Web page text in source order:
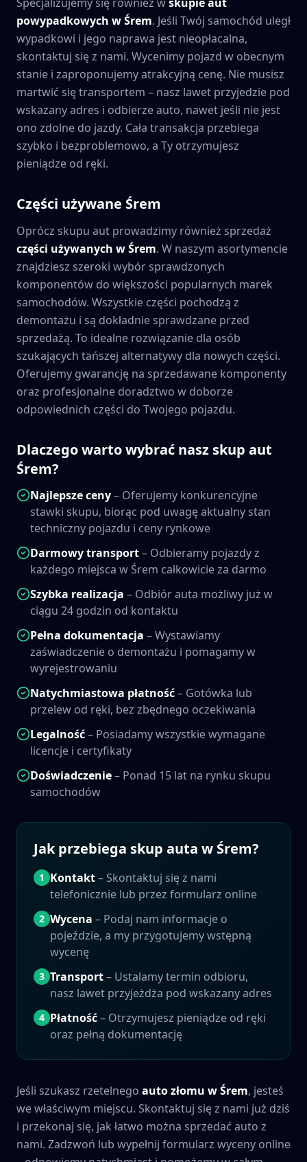
powypadkowych wŚrem. Jeśli Twój samochód uległ
wypadkowi i jego naprawa jest nieopłacalna,
skontaktuj się z nami. Wycenimy pojazd w obecnym
stanie i zaproponujemy atrakcyjną cenę. Nie musisz
martwić się transportem – nasz lawet przyjedzie pod
wskazany adres i odbierze auto, nawet jeśli nie jest
ono zdolne do jazdy. Cała transakcja przebiega
szybko i bezproblemowo, a Ty otrzymujesz
pieniądze od ręki.
Części używane Śrem
Oprócz skupu aut prowadzimy również sprzedaż
części używanych wŚrem. W naszym asortymencie
znajdziesz szeroki wybór sprawdzonych
komponentów do większości popularnych marek
samochodów. Wszystkie części pochodzą z
demontażu i są dokładnie sprawdzane przed
sprzedażą. To idealne rozwiązanie dla osób
szukających tańszej alternatywy dla nowych części.
Oferujemy gwarancję na sprzedawane komponenty
oraz profesjonalne doradztwo w doborze
odpowiednich części do Twojego pojazdu.
Dlaczego warto wybrać nasz skup aut
Śrem?
Najlepsze ceny– Oferujemy konkurencyjne
stawki skupu, biorąc pod uwagę aktualny stan
techniczny pojazdu i ceny rynkowe
Darmowy transport– Odbieramy pojazdy z
każdego miejsca wŚrem całkowicie za darmo
Szybka realizacja – Odbiór auta możliwy już w
ciągu 24 godzin od kontaktu
Pełna dokumentacja – Wystawiamy
zaświadczenie o demontażu i pomagamy w
wyrejestrowaniu
Natychmiastowa płatność– Gotówka lub
przelew od ręki, bez zbędnego oczekiwania
Legalność– Posiadamy wszystkie wymagane
licencje i certyfikaty
Doświadczenie– Ponad 15 lat na rynku skupu
samochodów
Jak przebiega skup auta w Śrem?
1 Kontakt– Skontaktuj się z nami
telefonicznie lub przez formularz online
2 Wycena – Podaj nam informacje o
pojeździe, a my przygotujemy wstępną
wycenę
3 Transport– Ustalamy termin odbioru,
nasz lawet przyjeżdża pod wskazany adres
4 Płatność– Otrzymujesz pieniądze od ręki
oraz pełną dokumentację
Jeśli szukasz rzetelnego auto złomu wŚrem, jesteś
we właściwym miejscu. Skontaktuj się z nami już dziś
i przekonaj się, jak łatwo można sprzedać auto z
nami. Zadzwoń lub wypełnij formularz wyceny online